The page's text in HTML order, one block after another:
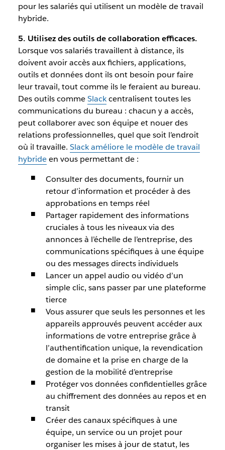
pour les salariés qui utilisent un modèle de travail
hybride.
5. Utilisez des outils de collaboration efficaces.
Lorsque vos salariés travaillent à distance, ils
doivent avoir accès aux fichiers, applications,
outils et données dont ils ont besoin pour faire
leur travail, tout comme ils le feraient au bureau.
Des outils commeSlackcentralisent toutes les
communications du bureau : chacun y a accès,
peut collaborer avec son équipe et nouer des
relations professionnelles, quel que soit l’endroit
où il travaille. Slack améliore le modèle de travail
hybrideen vous permettant de :
Consulter des documents, fournir un
retour d’information et procéder à des
approbations en temps réel
Partager rapidement des informations
cruciales à tous les niveaux via des
annonces à l’échelle de l’entreprise, des
communications spécifiques à une équipe
ou des messages directs individuels
Lancer un appel audio ou vidéo d’un
simple clic, sans passer par une plateforme
tierce
Vous assurer que seuls les personnes et les
appareils approuvés peuvent accéder aux
informations de votre entreprise grâce à
l’authentification unique, la revendication
de domaine et la prise en charge de la
gestion de la mobilité d’entreprise
Protéger vos données confidentielles grâce
au chiffrement des données au repos et en
transit
Créer des canaux spécifiques à une
équipe, un service ou un projet pour
organiser les mises à jour de statut, les